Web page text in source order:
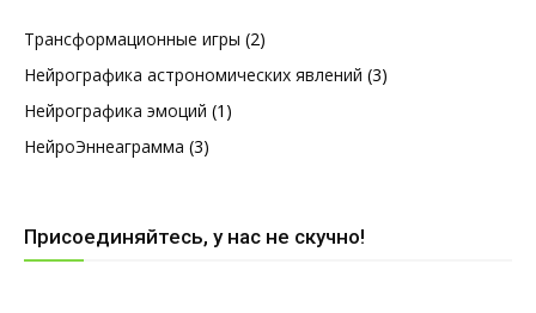
Трансформационные игры (2)
Нейрографика астрономических явлений (3)
Нейрографика эмоций (1)
НейроЭннеаграмма (3)
Присоединяйтесь, у нас не скучно!